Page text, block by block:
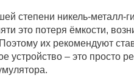
степени никель-металл-
это потеря ёмкости,
их рекомендуют
– это просто